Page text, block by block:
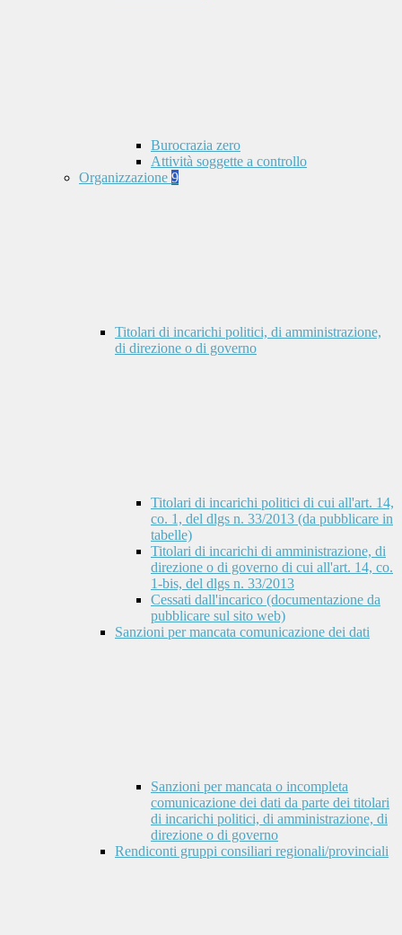
Burocrazia zero
Attività soggette a controllo
Organizzazione 9
Titolari di incarichi politici, di amministrazione,
di direzione o di governo
Titolari di incarichi politici di cui all'art. 14,
co. 1, del dlgs n. 33/2013 (da pubblicare in
tabelle)
Titolari di incarichi di amministrazione, di
direzione o di governo di cui all'art. 14, co.
1-bis, del dlgs n. 33/2013
Cessati dall'incarico (documentazione da
pubblicare sul sito web)
Sanzioni per mancata comunicazione dei dati
Sanzioni per mancata o incompleta
comunicazione dei dati da parte dei titolari
di incarichi politici, di amministrazione, di
direzione o di governo
Rendiconti gruppi consiliari regionali/provinciali